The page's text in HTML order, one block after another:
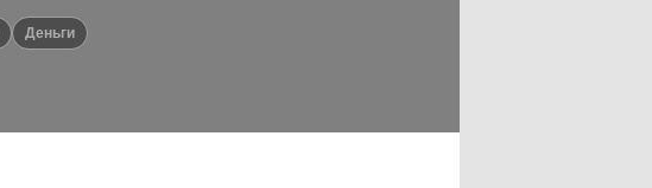
деньги